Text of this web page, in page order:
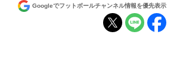
Googleでフットボールチャンネル情報を優先表示